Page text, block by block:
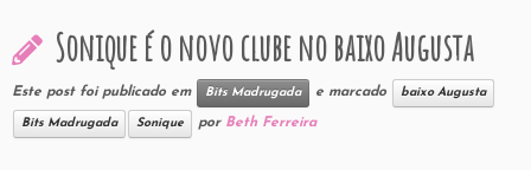
Sonique é o novo clube no baixo Augusta
Este post foi publicado em Bits Madrugada e marcado baixo Augusta
Bits Madrugada Sonique por Beth Ferreira